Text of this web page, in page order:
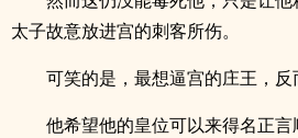
太子故意放进宫的刺客所伤。
可笑的是，最想逼宫的庄王，反
他希望他的皇位可以来得名正